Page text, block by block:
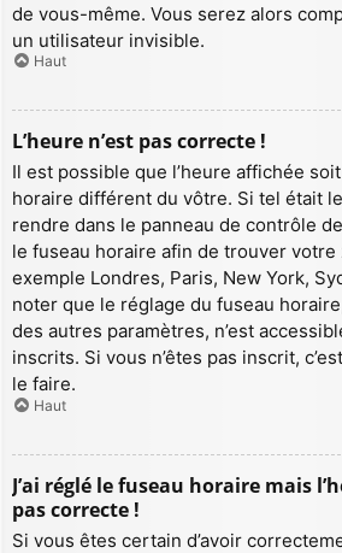
de vous-même. Vous serez alors
un utilisateur invisible.
Haut
L’heure n’est pas correcte !
Il est possible que l’heure affichée
horaire différent du vôtre. Si tel était
rendre dans le panneau de contrôle
le fuseau horaire afin de trouver votre
exemple Londres, Paris, New York,
noter que le réglage du fuseau
des autres paramètres, n’est
inscrits. Si vous n’êtes pas inscrit,
le faire.
Haut
J’ai réglé le fuseau horaire mais
pas correcte !
Si vous êtes certain d’avoir